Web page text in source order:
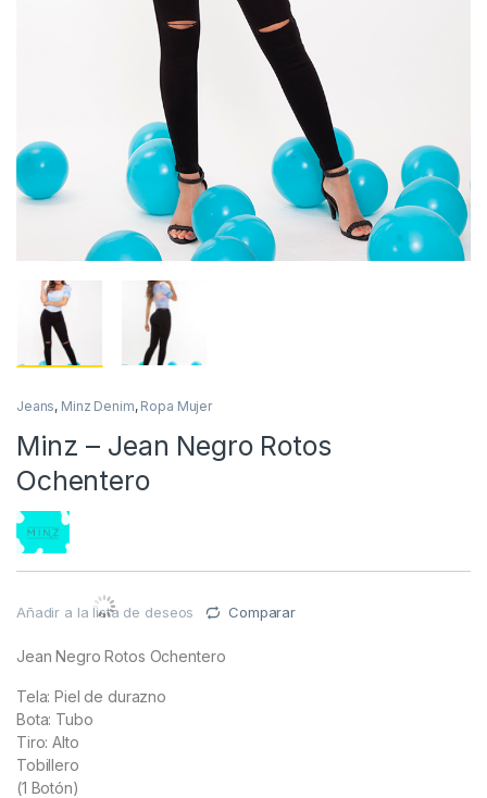
Jeans, Minz Denim, Ropa Mujer
Minz – Jean Negro Rotos
Ochentero
Añadir a la lista de deseos Comparar
Jean Negro Rotos Ochentero
Tela: Piel de durazno
Bota: Tubo
Tiro: Alto
Tobillero
(1 Botón)